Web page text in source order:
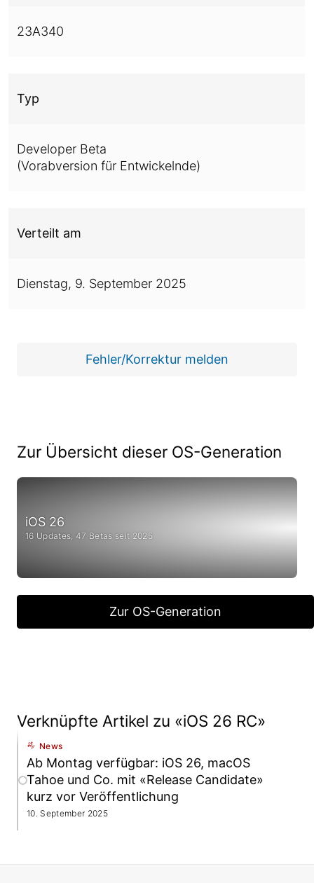
23A340
Typ
Developer Beta
(Vorabversion für Entwickelnde)
Verteilt am
Dienstag, 9. September 2025
Fehler/Korrektur melden
Zur Übersicht dieser OS-Generation
iOS 26
16 Updates, 47 Betas seit 2025
Zur OS-Generation
Verknüpfte Artikel zu «iOS 26 RC»
News
Ab Montag verfügbar: iOS 26, macOS
Tahoe und Co. mit «Release Candidate»
kurz vor Veröffentlichung
10. September 2025